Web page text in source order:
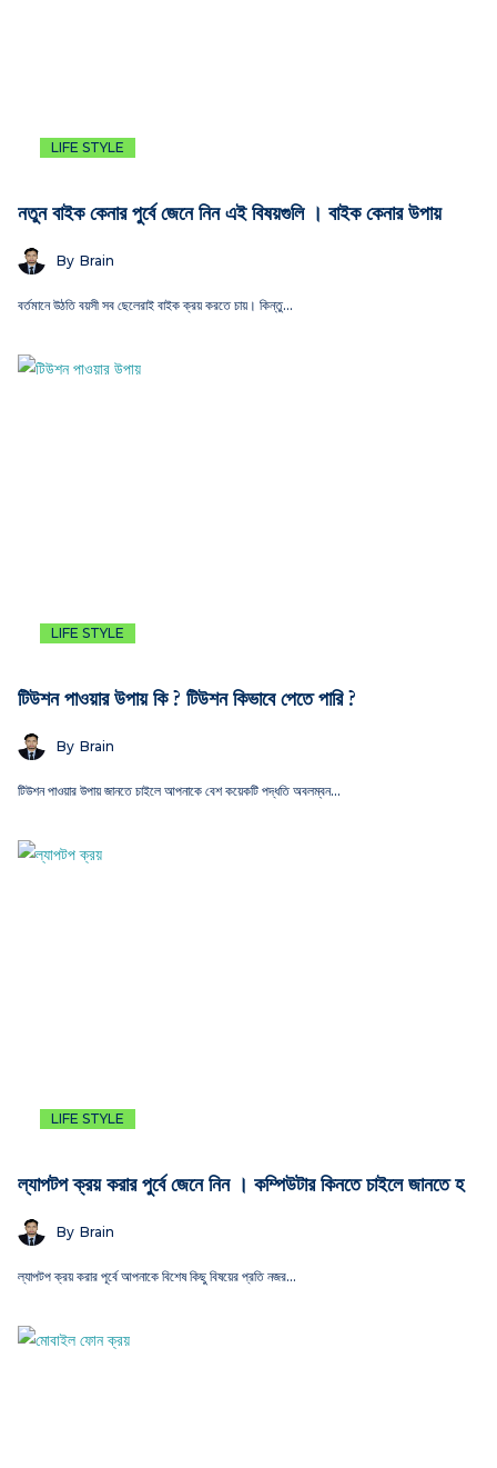
LIFE STYLE
নতুন বাইক কেনার পুর্বে জেনে নিন এই বিষয়গুলি । বাইক কেনার উপায়
By Brain
বর্তমানে উঠতি বয়সী সব ছেলেরাই বাইক ক্রয় করতে চায়। কিন্তু…
LIFE STYLE
টিউশন পাওয়ার উপায় কি ? টিউশন কিভাবে পেতে পারি ?
By Brain
টিউশন পাওয়ার উপায় জানতে চাইলে আপনাকে বেশ কয়েকটি পদ্ধতি অবলম্বন…
LIFE STYLE
ল্যাপটপ ক্রয় করার পুর্বে জেনে নিন । কম্পিউটার কিনতে চাইলে জানতে হ
By Brain
ল্যাপটপ ক্রয় করার পূর্বে আপনাকে বিশেষ কিছু বিষয়ের প্রতি নজর…